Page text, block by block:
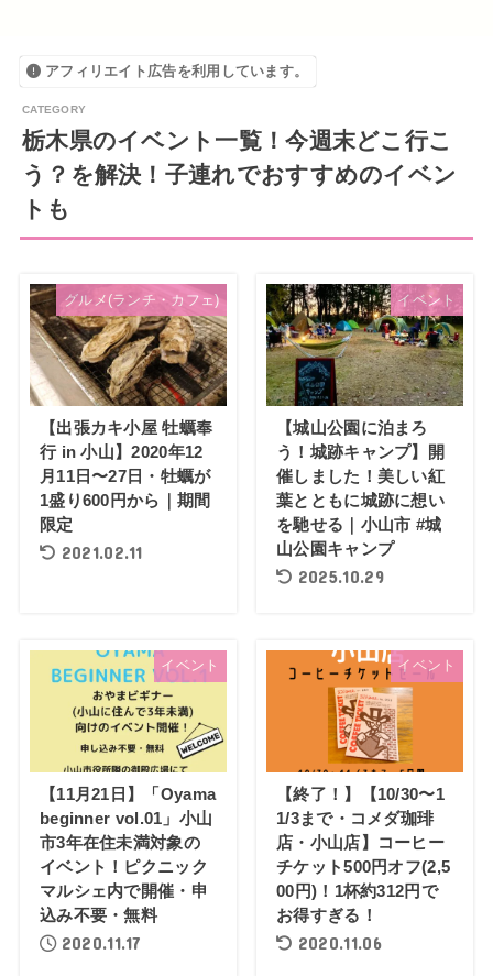
アフィリエイト広告を利用しています。
栃木県のイベント一覧！今週末どこ行こ
う？を解決！子連れでおすすめのイベン
トも
グルメ(ランチ・カフェ)
【出張カキ小屋 牡蠣奉
行 in 小山】2020年12
月11日〜27日・牡蠣が
1盛り600円から｜期間
限定
2021.02.11
イベント
【城山公園に泊まろ
う！城跡キャンプ】開
催しました！美しい紅
葉とともに城跡に想い
を馳せる｜小山市 #城
山公園キャンプ
2025.10.29
イベント
【11月21日】「Oyama
beginner vol.01」小山
市3年在住未満対象の
イベント！ピクニック
マルシェ内で開催・申
込み不要・無料
2020.11.17
イベント
【終了！】【10/30〜1
1/3まで・コメダ珈琲
店・小山店】コーヒー
チケット500円オフ(2,5
00円)！1杯約312円で
お得すぎる！
2020.11.06